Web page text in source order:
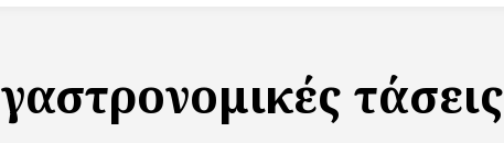
γαστρονομικές τάσεις